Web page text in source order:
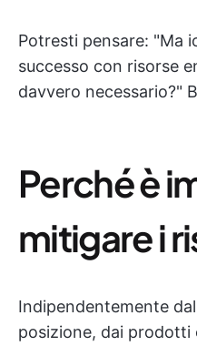
Potresti pensare: "Ma
successo con risorse
davvero necessario?"
Perché è
mitigare i
Indipendentemente
posizione, dai